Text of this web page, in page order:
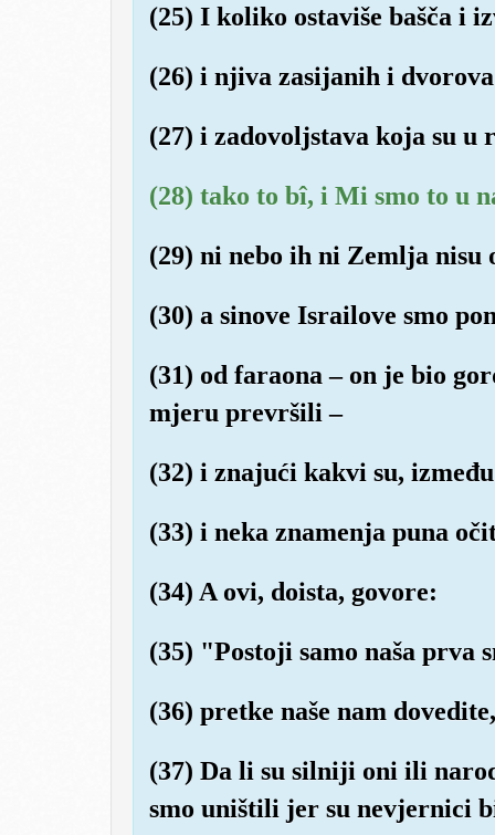
(25) I koliko ostaviše bašča i
(26) i njiva zasijanih i
(27) i zadovoljstava koja su
(28) tako to bî, i Mi smo to u
(29) ni nebo ih ni Zemlja
(30) a sinove Israilove smo
(31) od faraona – on je bio
mjeru prevršili –
(32) i znajući kakvi su,
(33) i neka znamenja puna
(34) A ovi, doista, govore:
(35) "Postoji samo naša
(36) pretke naše nam
(37) Da li su silniji oni ili
smo uništili jer su nevjernici